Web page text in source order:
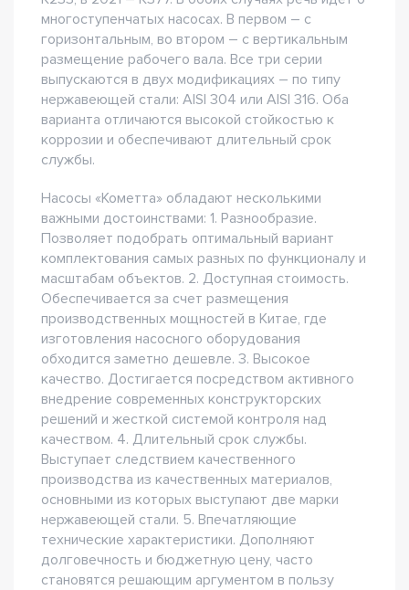
многоступенчатых насосах. В первом – с
горизонтальным, во втором – с вертикальным
размещение рабочего вала. Все три серии
выпускаются в двух модификациях – по типу
нержавеющей стали: AISI 304 или AISI 316. Оба
варианта отличаются высокой стойкостью к
коррозии и обеспечивают длительный срок
службы.
Насосы «Кометта» обладают несколькими
важными достоинствами: 1. Разнообразие.
Позволяет подобрать оптимальный вариант
комплектования самых разных по функционалу и
масштабам объектов. 2. Доступная стоимость.
Обеспечивается за счет размещения
производственных мощностей в Китае, где
изготовления насосного оборудования
обходится заметно дешевле. 3. Высокое
качество. Достигается посредством активного
внедрение современных конструкторских
решений и жесткой системой контроля над
качеством. 4. Длительный срок службы.
Выступает следствием качественного
производства из качественных материалов,
основными из которых выступают две марки
нержавеющей стали. 5. Впечатляющие
технические характеристики. Дополняют
долговечность и бюджетную цену, часто
становятся решающим аргументом в пользу